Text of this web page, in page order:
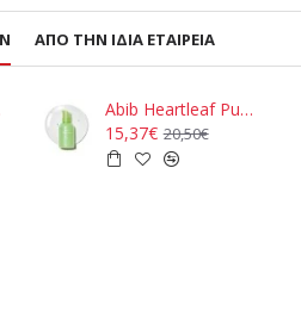
ΑΠΌ ΤΗΝ ΊΔΙΑ ΕΤΑΙΡΕΊΑ
Abib Heartleaf Pump- Calming Essence 50ml
15,37€ 20,50€